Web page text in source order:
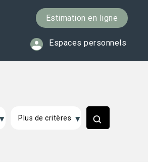
Estimation en ligne
Espaces personnels